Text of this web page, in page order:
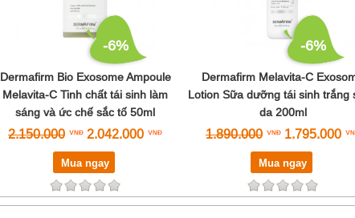
-6%
Dermafirm Bio Exosome Ampoule
Melavita-C Tinh chất tái sinh làm
sáng và ức chế sắc tố 50ml
2.150.000 2.042.000
Mua ngay
-6%
Dermafirm Melavita-C
Lotion Sữa dưỡng tái sinh trắng
da 200ml
1.890.000 1.795.000
Mua ngay